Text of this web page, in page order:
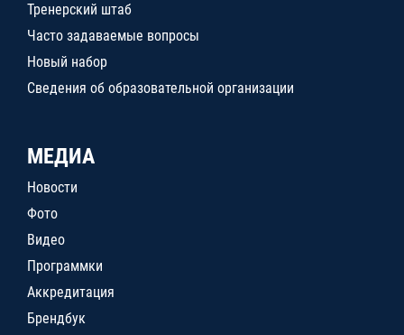
Тренерский штаб
Часто задаваемые вопросы
Новый набор
Сведения об образовательной организации
МЕДИА
Новости
Фото
Видео
Программки
Аккредитация
Брендбук